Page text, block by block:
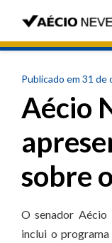
Publicado em 31
Aécio
sobre
O senador Aécio
inclui o